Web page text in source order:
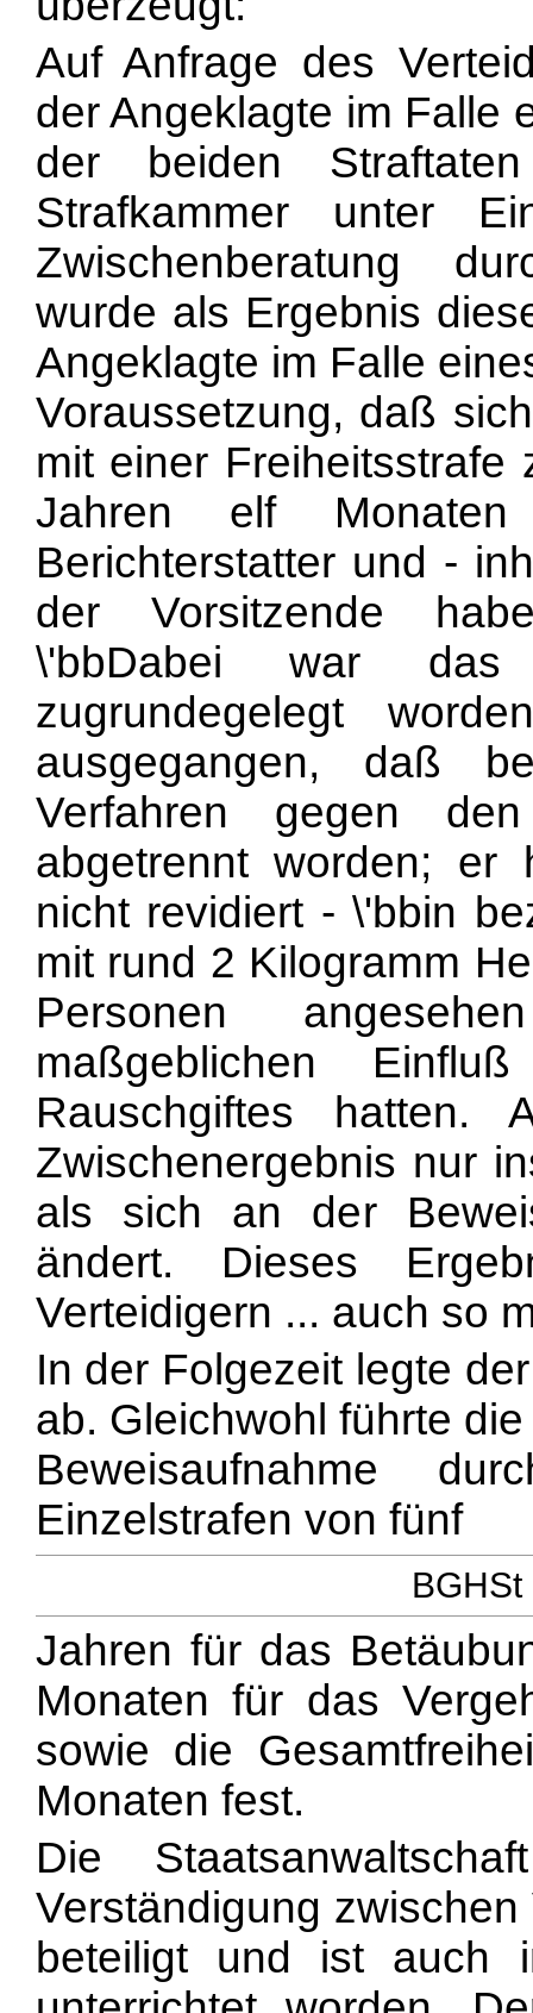
Auf Anfrage des
der Angeklagte im Falle
der beiden
Strafkammer unter
Zwischenberatung
wurde als Ergebnis
Angeklagte im Falle
Voraussetzung, daß
mit einer
Jahren elf
Berichterstatter und -
der Vorsitzende
\'bbDabei war das
zugrundegelegt
ausgegangen, daß
Verfahren gegen
abgetrennt worden; er
nicht revidiert - \'bbin
mit rund 2 Kilogramm
Personen
maßgeblichen
Rauschgiftes
Zwischenergebnis nur
als sich an der
ändert. Dieses
Verteidigern ... auch so
In der Folgezeit legte
ab. Gleichwohl führte
Beweisaufnahme
Einzelstrafen von fünf
Jahren für das
Monaten für das
sowie die
Monaten fest.
Die
Verständigung
beteiligt und ist auch